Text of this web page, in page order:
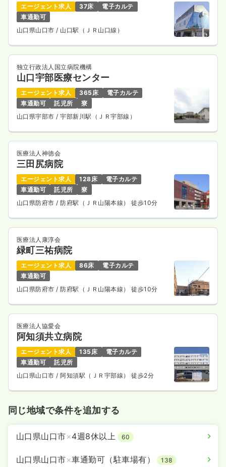
エージェント求人 37床
電子カルテ
車通勤可
山口県山口市 / 山口駅（ＪＲ山口線）
独立行政法人国立病院機構
山口宇部医療センター
エージェント求人 365床
電子カルテ
車通勤可
託児所
寮
山口県宇部市 / 宇部新川駅（ＪＲ宇部線）
医療法人神徳会
三田尻病院
エージェント求人 128床
電子カルテ
車通勤可
託児所
寮
山口県防府市 / 防府駅（ＪＲ山陽本線） 徒歩10分
医療法人康淳会
緑町三祐病院
エージェント求人 86床
電子カルテ
車通勤可
山口県防府市 / 防府駅（ＪＲ山陽本線） 徒歩10分
医療法人協愛会
阿知須共立病院
エージェント求人 135床
電子カルテ
車通勤可
託児所
山口県山口市 / 阿知須駅（ＪＲ宇部線） 徒歩2分
同じ地域で条件を追加する
山口県山口市×4週8休以上 60
山口県山口市×車通勤可（駐車場有） 138